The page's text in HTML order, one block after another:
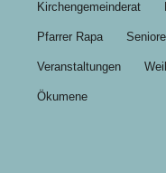
Kirchengemeinderat
Pfarrer Rapa
Veranstaltungen
Ökumene